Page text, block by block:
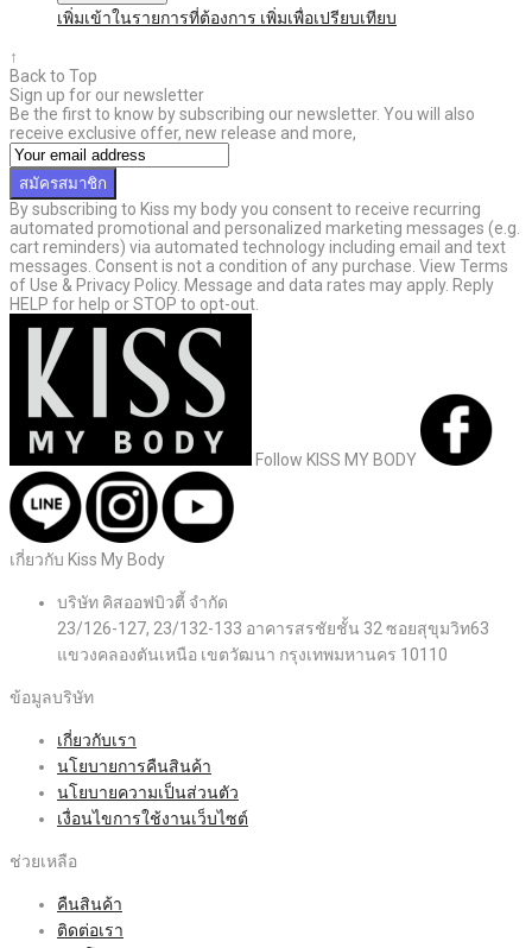
เพิ่มเข้าในรายการที่ต้องการ เพิ่มเพื่อเปรียบเทียบ
↑
Back to Top
Sign up for our newsletter
Be the first to know by subscribing our newsletter. You will also
receive exclusive offer, new release and more,
สมัครสมาชิก
By subscribing to Kiss my body you consent to receive recurring
automated promotional and personalized marketing messages (e.g.
cart reminders) via automated technology including email and text
messages. Consent is not a condition of any purchase. View Terms
of Use & Privacy Policy. Message and data rates may apply. Reply
HELP for help or STOP to opt-out.
Follow KISS MY BODY
เกี่ยวกับ Kiss My Body
บริษัท คิสออฟบิวตี้ จำกัด
23/126-127, 23/132-133 อาคารสรชัยชั้น 32 ซอยสุขุมวิท63
แขวงคลองตันเหนือ เขตวัฒนา กรุงเทพมหานคร 10110
ข้อมูลบริษัท
เกี่ยวกับเรา
นโยบายการคืนสินค้า
นโยบายความเป็นส่วนตัว
เงื่อนไขการใช้งานเว็บไซต์
ช่วยเหลือ
คืนสินค้า
ติดต่อเรา